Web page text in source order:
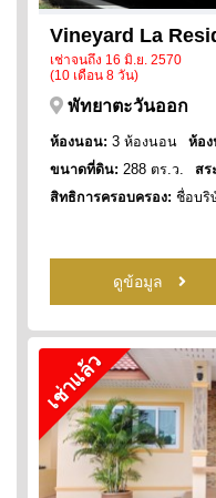
Vineyard La
เช่าจนถึง 16 มิ.ย. 2570
(10 เดือน 8 วัน)
พัทยาตะวันออก
ห้องนอน: 3 ห้องนอน ห้อง
ขนาดที่ดิน: 288 ตร.ว. สร
สิทธิการครอบครอง: ชื่อบริ
ดูข้อมูล
เช่าแล้ว